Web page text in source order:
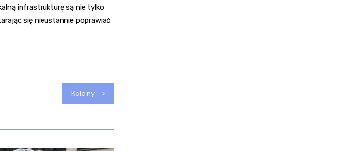
infrastrukturę są nie tylko
się nieustannie poprawiać
Kolejny